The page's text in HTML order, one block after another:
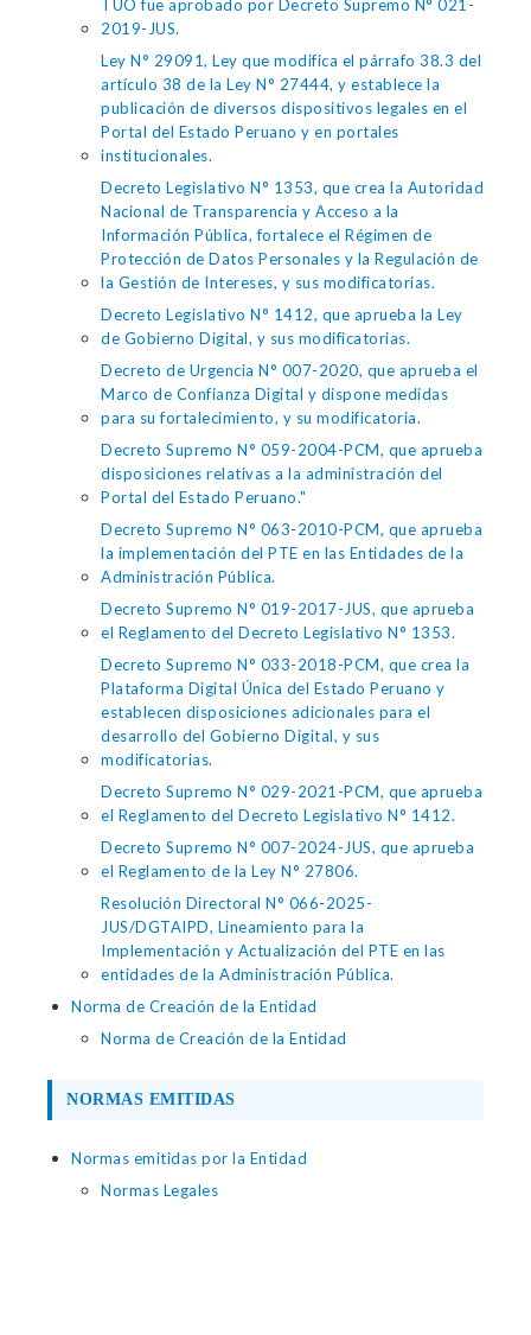
TUO fue aprobado por Decreto Supremo N° 021-
2019-JUS.
Ley N° 29091, Ley que modifica el párrafo 38.3 del
artículo 38 de la Ley N° 27444, y establece la
publicación de diversos dispositivos legales en el
Portal del Estado Peruano y en portales
institucionales.
Decreto Legislativo N° 1353, que crea la Autoridad
Nacional de Transparencia y Acceso a la
Información Pública, fortalece el Régimen de
Protección de Datos Personales y la Regulación de
la Gestión de Intereses, y sus modificatorias.
Decreto Legislativo N° 1412, que aprueba la Ley
de Gobierno Digital, y sus modificatorias.
Decreto de Urgencia N° 007-2020, que aprueba el
Marco de Confianza Digital y dispone medidas
para su fortalecimiento, y su modificatoria.
Decreto Supremo N° 059-2004-PCM, que aprueba
disposiciones relativas a la administración del
Portal del Estado Peruano."
Decreto Supremo N° 063-2010-PCM, que aprueba
la implementación del PTE en las Entidades de la
Administración Pública.
Decreto Supremo N° 019-2017-JUS, que aprueba
el Reglamento del Decreto Legislativo N° 1353.
Decreto Supremo N° 033-2018-PCM, que crea la
Plataforma Digital Única del Estado Peruano y
establecen disposiciones adicionales para el
desarrollo del Gobierno Digital, y sus
modificatorias.
Decreto Supremo N° 029-2021-PCM, que aprueba
el Reglamento del Decreto Legislativo N° 1412.
Decreto Supremo N° 007-2024-JUS, que aprueba
el Reglamento de la Ley N° 27806.
Resolución Directoral N° 066-2025-
JUS/DGTAIPD, Lineamiento para la
Implementación y Actualización del PTE en las
entidades de la Administración Pública.
Norma de Creación de la Entidad
Norma de Creación de la Entidad
NORMAS EMITIDAS
Normas emitidas por la Entidad
Normas Legales